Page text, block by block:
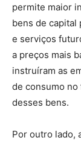
permite maior
bens de capital
e serviços
a preços mais
instruíram as
de consumo no
desses bens.
Por outro lado,